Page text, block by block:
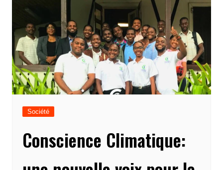
Société
Conscience Climatique: